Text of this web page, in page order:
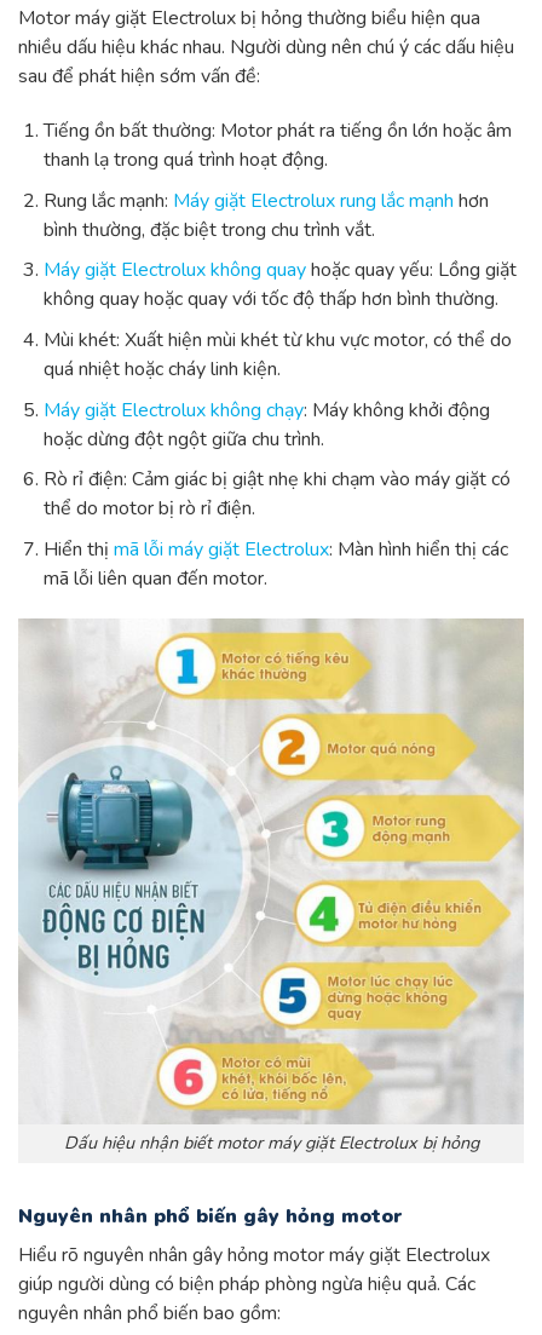
Motor máy giặt Electrolux bị hỏng thường biểu hiện qua
nhiều dấu hiệu khác nhau. Người dùng nên chú ý các dấu hiệu
sau để phát hiện sớm vấn đề:
Tiếng ồn bất thường: Motor phát ra tiếng ồn lớn hoặc âm
thanh lạ trong quá trình hoạt động.
Rung lắc mạnh: Máy giặt Electrolux rung lắc mạnh hơn
bình thường, đặc biệt trong chu trình vắt.
Máy giặt Electrolux không quayhoặc quay yếu: Lồng giặt
không quay hoặc quay với tốc độ thấp hơn bình thường.
Mùi khét: Xuất hiện mùi khét từ khu vực motor, có thể do
quá nhiệt hoặc cháy linh kiện.
Máy giặt Electrolux không chạy: Máy không khởi động
hoặc dừng đột ngột giữa chu trình.
Rò rỉ điện: Cảm giác bị giật nhẹ khi chạm vào máy giặt có
thể do motor bị rò rỉ điện.
Hiển thị mã lỗi máy giặt Electrolux: Màn hình hiển thị các
mã lỗi liên quan đến motor.
Dấu hiệu nhận biết motor máy giặt Electrolux bị hỏng
Nguyên nhân phổ biến gây hỏng motor
Hiểu rõ nguyên nhân gây hỏng motor máy giặt Electrolux
giúp người dùng có biện pháp phòng ngừa hiệu quả. Các
nguyên nhân phổ biến bao gồm: